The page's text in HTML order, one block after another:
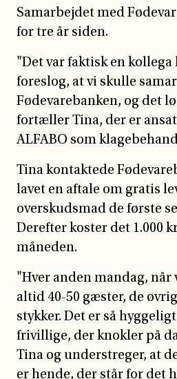
Samarbejdet med
for tre år siden.
"Det var faktisk en kollega
foreslog, at vi skulle
Fødevarebanken, og det
fortæller Tina, der er
ALFABO som
Tina kontaktede
lavet en aftale om gratis
overskudsmad de første
Derefter koster det 1.000
måneden.
"Hver anden mandag, når
altid 40-50 gæster, de
stykker. Det er så
frivillige, der knokler på
Tina og understreger, at
er hende, der står for det